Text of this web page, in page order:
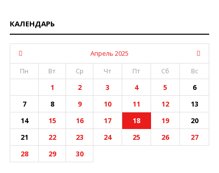
КАЛЕНДАРЬ
Апрель 2025
Пн
Вт Ср Чт Пт Сб Вс
1 2 3 4 5
6
7
8 9 10 11 12
13
14
15 16 17 18 19
20
21
22 23 24 25 26
27
28
29 30